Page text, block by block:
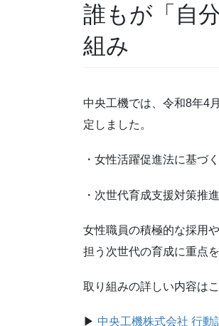
誰もが「自
組み
中央工機では、令和8年4
定しました。
・女性活躍促進法に基づ
・次世代育成支援対策推
女性職員の積極的な採用
担う次世代の育成に重点
取り組みの詳しい内容は
▶︎ 中央工機株式会社 行動